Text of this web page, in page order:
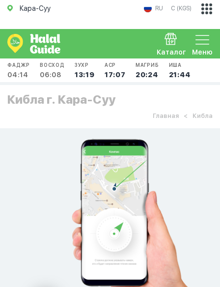
Кара-Суу RU С (KGS)
Меню
Каталог
ФАДЖР
04:14
ВОСХОД
06:08
ЗУХР
13:19
АСР
17:07
МАГРИБ
20:24
ИША
21:44
Кибла г. Кара-Суу
Главная Кибла